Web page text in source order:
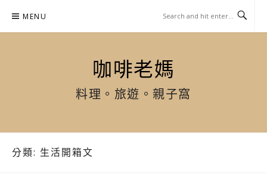
content
MENU
咖啡老媽
料理。旅遊。親子窩
分類: 生活開箱文